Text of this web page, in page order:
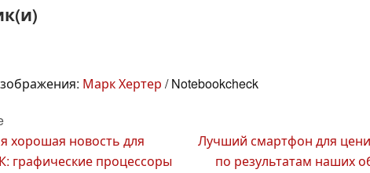
Марк Хертер / Notebookcheck
хорошая новость для
графические процессоры
Лучший смартфон для
по результатам наших